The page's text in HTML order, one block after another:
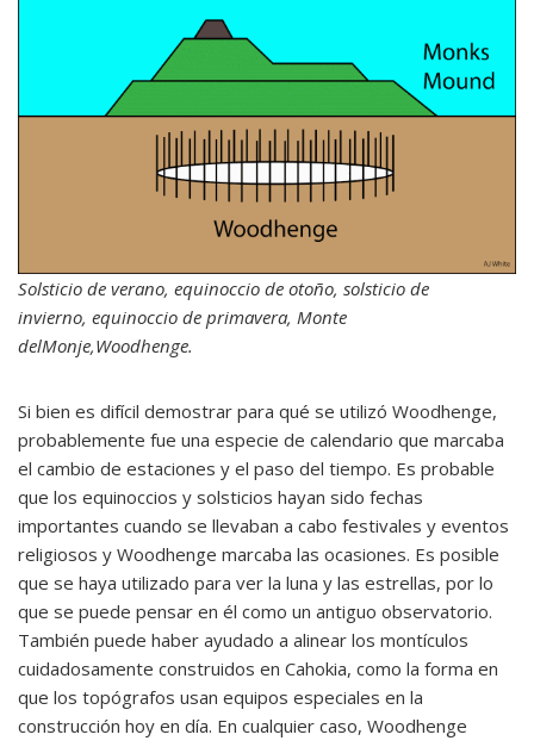
Solsticio de verano, equinoccio de otoño, solsticio de
invierno, equinoccio de primavera, Monte
delMonje,Woodhenge.
Si bien es difícil demostrar para qué se utilizó Woodhenge,
probablemente fue una especie de calendario que marcaba
el cambio de estaciones y el paso del tiempo. Es probable
que los equinoccios y solsticios hayan sido fechas
importantes cuando se llevaban a cabo festivales y eventos
religiosos y Woodhenge marcaba las ocasiones. Es posible
que se haya utilizado para ver la luna y las estrellas, por lo
que se puede pensar en él como un antiguo observatorio.
También puede haber ayudado a alinear los montículos
cuidadosamente construidos en Cahokia, como la forma en
que los topógrafos usan equipos especiales en la
construcción hoy en día. En cualquier caso, Woodhenge